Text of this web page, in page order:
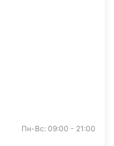
Пн-Вс: 09:00 - 21:00